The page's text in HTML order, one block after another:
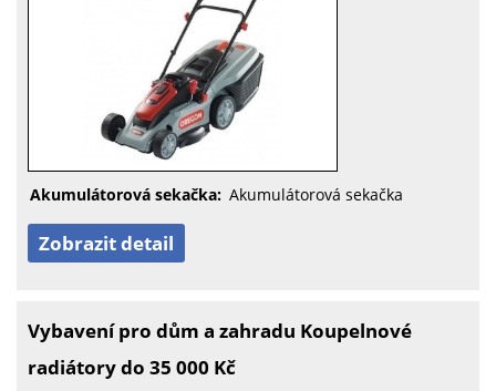
Akumulátorová sekačka: Akumulátorová sekačka
Zobrazit detail
Vybavení pro dům a zahradu Koupelnové
radiátory do 35 000 Kč